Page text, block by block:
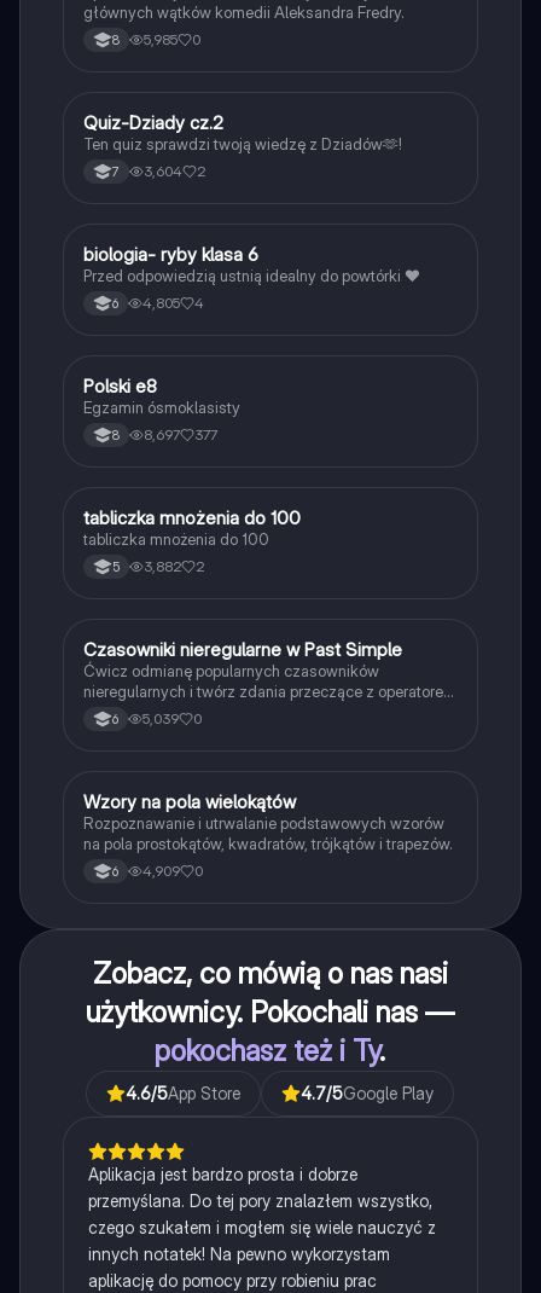
głównych wątków komedii Aleksandra Fredry.
8 5,985 0
QJęzyk polski
Quiz-Dziady cz.2
Ten quiz sprawdzi twoją wiedzę z Dziadów🫶!
7 3,604 2
BBiologia
biologia- ryby klasa 6
Przed odpowiedzią ustnią idealny do powtórki ❤️
6 4,805 4
Język polski
Polski e8
Egzamin ósmoklasisty
8 8,697 377
TMatematyka
tabliczka mnożenia do 100
tabliczka mnożenia do 100
5 3,882 2
CJęzyk angielski
Czasowniki nieregularne w Past Simple
Ćwicz odmianę popularnych czasowników
nieregularnych i twórz zdania przeczące z operatorem
didn't w czasie Past Simple.
6 5,039 0
WMatematyka
Wzory na pola wielokątów
Rozpoznawanie i utrwalanie podstawowych wzorów
na pola prostokątów, kwadratów, trójkątów i trapezów.
6 4,909 0
Zobacz, co mówią o nas nasi
użytkownicy. Pokochali nas —
pokochasz też i Ty.
4.6/5App Store 4.7/5Google Play
Aplikacja jest bardzo prosta i dobrze
przemyślana. Do tej pory znalazłem wszystko,
czego szukałem i mogłem się wiele nauczyć z
innych notatek! Na pewno wykorzystam
aplikację do pomocy przy robieniu prac